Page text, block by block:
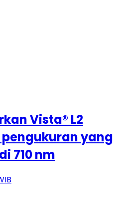
Vista® L2
yang
710 nm